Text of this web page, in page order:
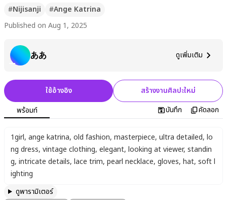
#Nijisanji #Ange Katrina
Published on Aug 1, 2025
ああ ดูเพิ่มเติม
ใช้อ้างอิง
สร้างงานศิลปะใหม่
พร้อมท์
บันทึก คัดลอก
1girl, ange katrina, old fashion, masterpiece, ultra detailed, lo
ng dress, vintage clothing, elegant, looking at viewer, standin
g, intricate details, lace trim, pearl necklace, gloves, hat, soft l
ighting
ดูพารามิเตอร์